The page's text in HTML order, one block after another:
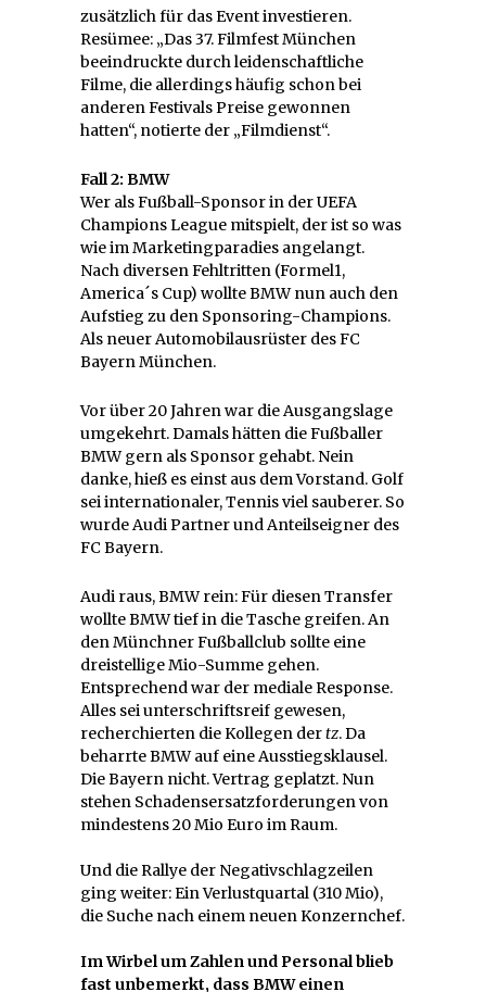
zusätzlich für das Event investieren.
Resümee: „Das 37. Filmfest München
beeindruckte durch leidenschaftliche
Filme, die allerdings häufig schon bei
anderen Festivals Preise gewonnen
hatten“, notierte der „Filmdienst“.
Fall 2: BMW
Wer als Fußball-Sponsor in der UEFA
Champions League mitspielt, der ist so was
wie im Marketingparadies angelangt.
Nach diversen Fehltritten (Formel1,
America´s Cup) wollte BMW nun auch den
Aufstieg zu den Sponsoring-Champions.
Als neuer Automobilausrüster des FC
Bayern München.
Vor über 20 Jahren war die Ausgangslage
umgekehrt. Damals hätten die Fußballer
BMW gern als Sponsor gehabt. Nein
danke, hieß es einst aus dem Vorstand. Golf
sei internationaler, Tennis viel sauberer. So
wurde Audi Partner und Anteilseigner des
FC Bayern.
Audi raus, BMW rein: Für diesen Transfer
wollte BMW tief in die Tasche greifen. An
den Münchner Fußballclub sollte eine
dreistellige Mio-Summe gehen.
Entsprechend war der mediale Response.
Alles sei unterschriftsreif gewesen,
recherchierten die Kollegen dertz. Da
beharrte BMW auf eine Ausstiegsklausel.
Die Bayern nicht. Vertrag geplatzt. Nun
stehen Schadensersatzforderungen von
mindestens 20 Mio Euro im Raum.
Und die Rallye der Negativschlagzeilen
ging weiter: Ein Verlustquartal (310 Mio),
die Suche nach einem neuen Konzernchef.
Im Wirbel um Zahlen und Personal blieb
fast unbemerkt, dass BMW einen